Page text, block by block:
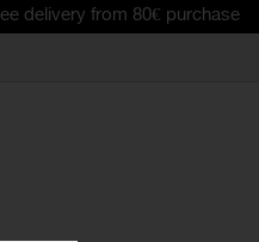
80€ purchase